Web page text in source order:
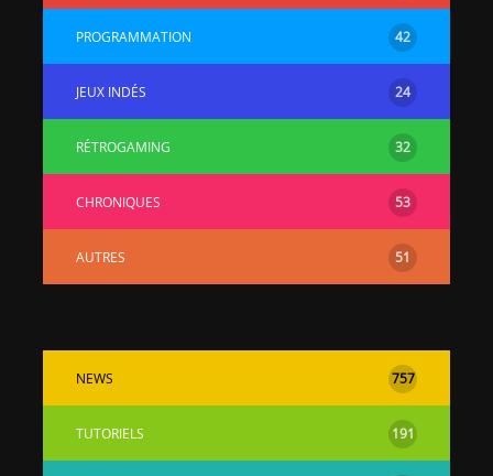
PROGRAMMATION 42
JEUX INDÉS 24
RÉTROGAMING 32
CHRONIQUES 53
AUTRES 51
NEWS 757
TUTORIELS 191